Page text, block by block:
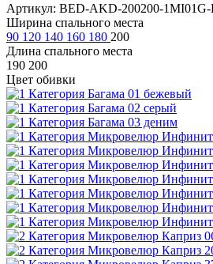
Артикул: BED-AKD-200200-1MI01G-
Ширина спального места
90 120 140 160 180 200
Длина спального места
190 200
Цвет обивки